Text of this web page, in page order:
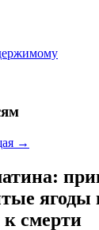
→
ягоды
смерти